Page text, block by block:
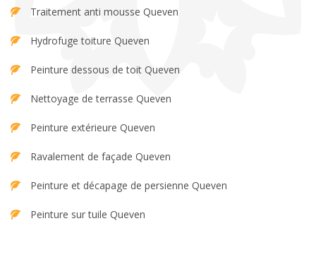
Traitement anti mousse Queven
Hydrofuge toiture Queven
Peinture dessous de toit Queven
Nettoyage de terrasse Queven
Peinture extérieure Queven
Ravalement de façade Queven
Peinture et décapage de persienne Queven
Peinture sur tuile Queven